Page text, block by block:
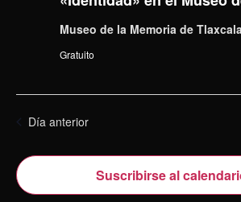
Museo de la Memoria de
Gratuito
Día anterior
Suscribirse al